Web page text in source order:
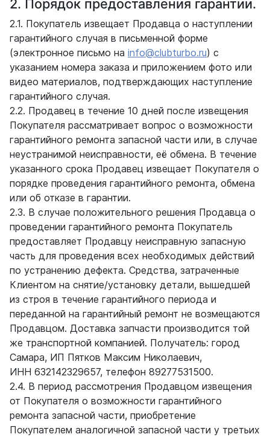
2. Порядок предоставления гарантии.
2.1. Покупатель извещает Продавца о наступлении
гарантийного случая в письменной форме
(электронное письмо на info@clubturbo.ru) с
указанием номера заказа и приложением фото или
видео материалов, подтверждающих наступление
гарантийного случая.
2.2. Продавец в течение 10 дней после извещения
Покупателя рассматривает вопрос о возможности
гарантийного ремонта запасной части или, в случае
неустранимой неисправности, её обмена. В течение
указанного срока Продавец извещает Покупателя о
порядке проведения гарантийного ремонта, обмена
или об отказе в гарантии.
2.3. В случае положительного решения Продавца о
проведении гарантийного ремонта Покупатель
предоставляет Продавцу неисправную запасную
часть для проведения всех необходимых действий
по устранению дефекта. Средства, затраченные
Клиентом на снятие/установку детали, вышедшей
из строя в течение гарантийного периода и
переданной на гарантийный ремонт не возмещаются
Продавцом. Доставка запчасти производится той
же транспортной компанией. Получатель: город
Самара, ИП Пятков Максим Николаевич,
ИНН 632142329657, телефон 89277531500.
2.4. В период рассмотрения Продавцом извещения
от Покупателя о возможности гарантийного
ремонта запасной части, приобретение
Покупателем аналогичной запасной части у третьих